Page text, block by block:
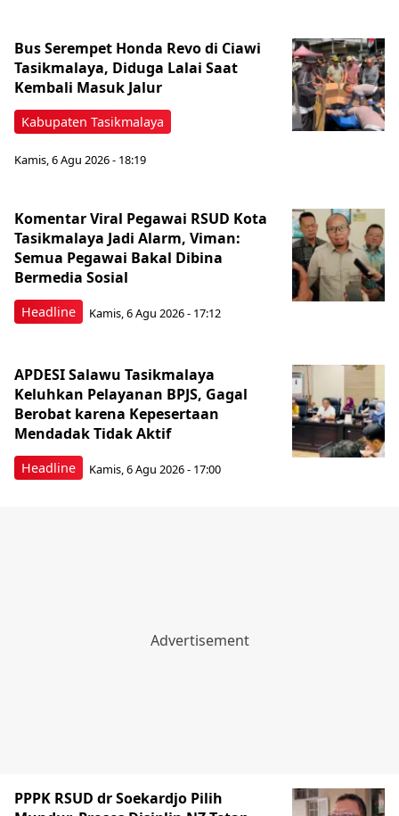
Kabupaten Tasikmalaya
Bus Serempet Honda Revo di Ciawi
Tasikmalaya, Diduga Lalai Saat
Kembali Masuk Jalur
Kamis, 6 Agu 2026 - 18:19
Headline
Komentar Viral Pegawai RSUD Kota
Tasikmalaya Jadi Alarm, Viman:
Semua Pegawai Bakal Dibina
Bermedia Sosial
Kamis, 6 Agu 2026 - 17:12
Headline
APDESI Salawu Tasikmalaya
Keluhkan Pelayanan BPJS, Gagal
Berobat karena Kepesertaan
Mendadak Tidak Aktif
Kamis, 6 Agu 2026 - 17:00
PPPK RSUD dr Soekardjo Pilih